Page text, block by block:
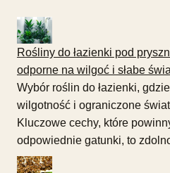
Rośliny do łazienki pod
odporne na wilgoć i słabe
Wybór roślin do łazienki,
wilgotność i ograniczone
Kluczowe cechy, które
odpowiednie gatunki, to